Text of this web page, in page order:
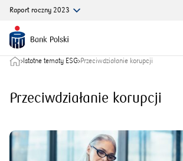
Raport roczny 2023
Istotne tematy ESG Przeciwdziałanie korupcji
Przeciwdziałanie korupcji